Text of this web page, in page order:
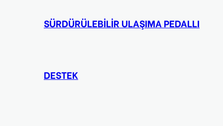
SÜRDÜRÜLEBİLİR ULAŞIMA PEDALLI
DESTEK